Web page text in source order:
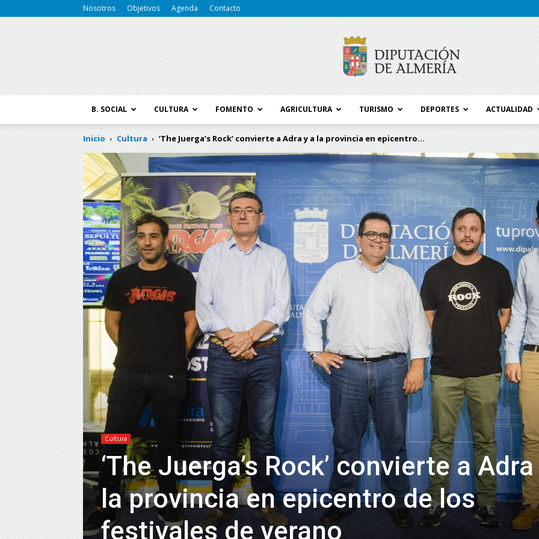
Nosotros Objetivos Agenda Contacto
Diputación
de
Almería
B. SOCIAL CULTURA FOMENTO AGRICULTURA TURISMO DEPORTES ACTUALIDAD
Inicio Cultura ‘The Juerga’s Rock’ convierte a Adra y a la provincia en epicentro...
Cultura
‘The Juerga’s Rock’ convierte a
la provincia en epicentro de los
festivales de verano